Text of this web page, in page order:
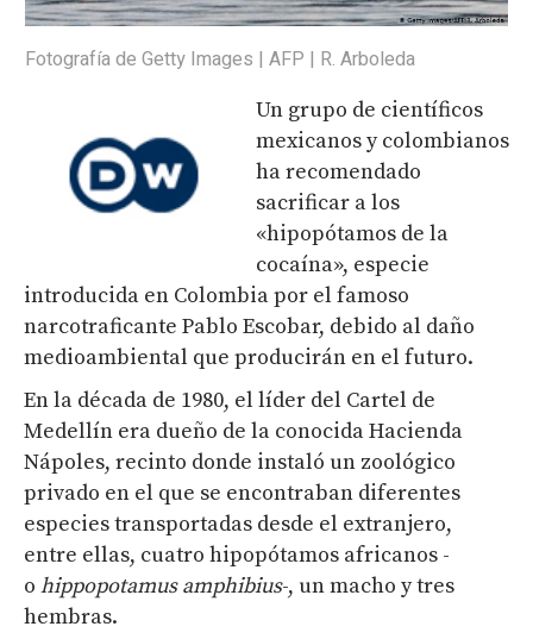
Fotografía de Getty Images | AFP | R. Arboleda
Un grupo de científicos
mexicanos y colombianos
ha recomendado
sacrificar a los
«hipopótamos de la
cocaína», especie
introducida en Colombia por el famoso
narcotraficante Pablo Escobar, debido al daño
medioambiental que producirán en el futuro.
En la década de 1980, el líder del Cartel de
Medellín era dueño de la conocida Hacienda
Nápoles, recinto donde instaló un zoológico
privado en el que se encontraban diferentes
especies transportadas desde el extranjero,
entre ellas, cuatro hipopótamos africanos -
o hippopotamus amphibius-, un macho y tres
hembras.